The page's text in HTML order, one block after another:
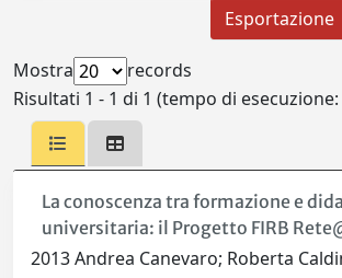
Esportazione
Mostra
records
Risultati 1 - 1 di 1 (tempo di
La conoscenza tra formazione e
universitaria: il Progetto FIRB
2013 Andrea Canevaro; Roberta